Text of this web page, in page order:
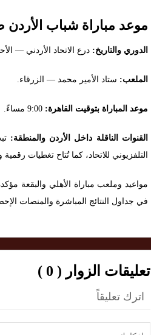
موعد مباراة شباب
الدوري والتاريخ: درع الاتحاد الأردني — الأحد 7 سبتمبر
الملعب: ستاد الأمير محمد — الزرقاء.
موعد المباراة بتوقيت القاهرة:
القنوات الناقلة داخل الأردن والمنطقة:
التلفزيوني للاتحاد، كما تُتاح تغطيات
في جداول النتائج المباشرة والمنصات
تعليقات الزوار ( 0 )
اترك تعليقاً